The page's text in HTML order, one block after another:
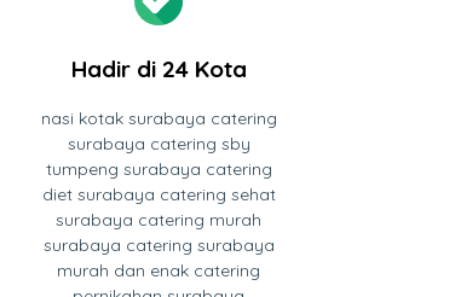
Hadir di 24 Kota
nasi kotak surabaya catering
surabaya catering sby
tumpeng surabaya catering
diet surabaya catering sehat
surabaya catering murah
surabaya catering surabaya
murah dan enak catering